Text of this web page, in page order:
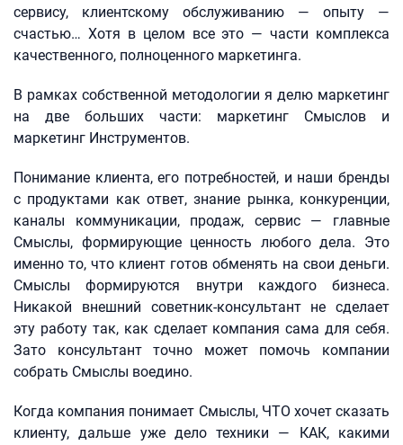
сервису, клиентскому обслуживанию — опыту —
счастью… Хотя в целом все это — части комплекса
качественного, полноценного маркетинга.
В рамках собственной методологии я делю маркетинг
на две больших части: маркетинг Смыслов и
маркетинг Инструментов.
Понимание клиента, его потребностей, и наши бренды
с продуктами как ответ, знание рынка, конкуренции,
каналы коммуникации, продаж, сервис — главные
Смыслы, формирующие ценность любого дела. Это
именно то, что клиент готов обменять на свои деньги.
Смыслы формируются внутри каждого бизнеса.
Никакой внешний советник-консультант не сделает
эту работу так, как сделает компания сама для себя.
Зато консультант точно может помочь компании
собрать Смыслы воедино.
Когда компания понимает Смыслы, ЧТО хочет сказать
клиенту, дальше уже дело техники — КАК, какими